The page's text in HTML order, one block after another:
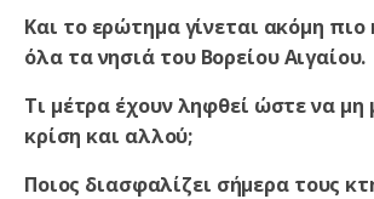
Και το ερώτημα γίνεται ακόμη πιο
όλα τα νησιά του Βορείου Αιγαίου.
Τι μέτρα έχουν ληφθεί ώστε να μη
κρίση και αλλού;
Ποιος διασφαλίζει σήμερα τους